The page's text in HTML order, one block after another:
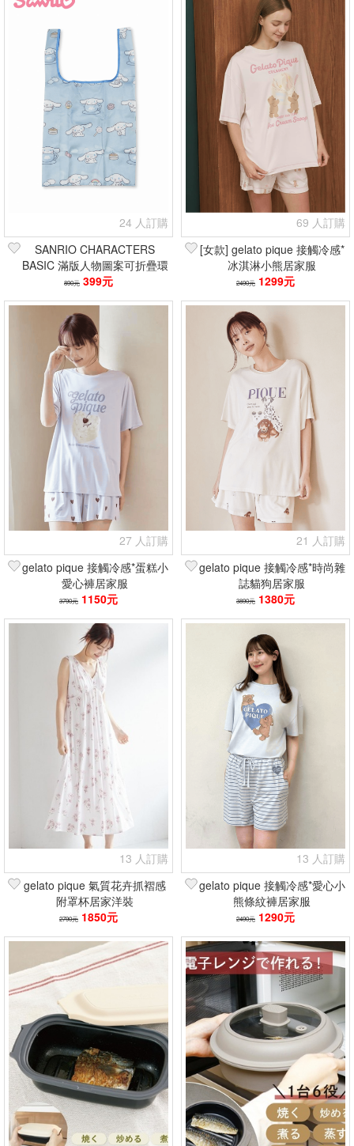
24 人訂購
SANRIO CHARACTERS
BASIC 滿版人物圖案可折疊環
保提袋
890元 399元
69 人訂購
[女款] gelato pique 接觸冷感*
冰淇淋小熊居家服
2490元 1299元
27 人訂購
gelato pique 接觸冷感*蛋糕小
愛心褲居家服
3790元 1150元
21 人訂購
gelato pique 接觸冷感*時尚雜
誌貓狗居家服
3890元 1380元
13 人訂購
gelato pique 氣質花卉抓褶感
附罩杯居家洋裝
2790元 1850元
13 人訂購
gelato pique 接觸冷感*愛心小
熊條紋褲居家服
2490元 1290元